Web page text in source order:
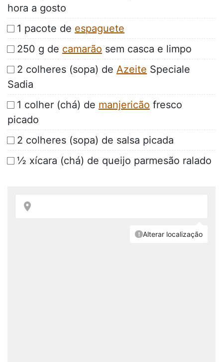
hora a gosto
1 pacote de espaguete
250 g de camarão sem casca e limpo
2 colheres (sopa) de Azeite Speciale
Sadia
1 colher (chá) de manjericão fresco
picado
2 colheres (sopa) de salsa picada
½ xícara (chá) de queijo parmesão ralado